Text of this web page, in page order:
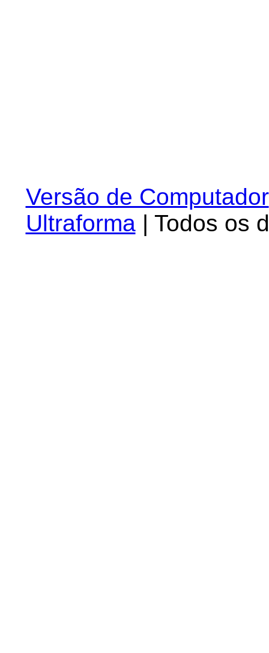
Versão de Computador
Ultraforma| Todos os